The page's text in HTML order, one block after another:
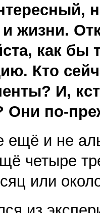
и жизни.
как бы
Кто
И,
Они по-
ещё и не
четыре
или